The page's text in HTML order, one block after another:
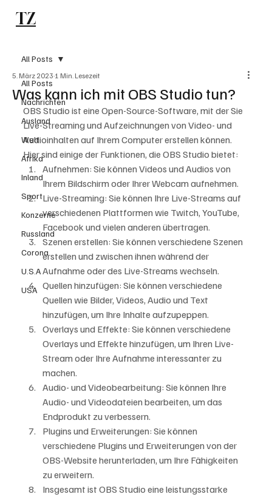
TZ
All Posts
Nachrichten
Ausland
Welt
Afrika
Inland
Sport
Konzerne
Russland
Corona
U.S.A
USA
All Posts
Was kann ich mit OBS Studio tun?
5. März 2023 1 Min. Lesezeit
OBS Studio ist eine Open-Source-Software, mit der Sie
Live-Streaming und Aufzeichnungen von Video- und
Audioinhalten auf Ihrem Computer erstellen können.
Hier sind einige der Funktionen, die OBS Studio bietet:
Aufnehmen: Sie können Videos und Audios von
Ihrem Bildschirm oder Ihrer Webcam aufnehmen.
Live-Streaming: Sie können Ihre Live-Streams auf
verschiedenen Plattformen wie Twitch, YouTube,
Facebook und vielen anderen übertragen.
Szenen erstellen: Sie können verschiedene Szenen
erstellen und zwischen ihnen während der
Aufnahme oder des Live-Streams wechseln.
Quellen hinzufügen: Sie können verschiedene
Quellen wie Bilder, Videos, Audio und Text
hinzufügen, um Ihre Inhalte aufzupeppen.
Overlays und Effekte: Sie können verschiedene
Overlays und Effekte hinzufügen, um Ihren Live-
Stream oder Ihre Aufnahme interessanter zu
machen.
Audio- und Videobearbeitung: Sie können Ihre
Audio- und Videodateien bearbeiten, um das
Endprodukt zu verbessern.
Plugins und Erweiterungen: Sie können
verschiedene Plugins und Erweiterungen von der
OBS-Website herunterladen, um Ihre Fähigkeiten
zu erweitern.
Insgesamt ist OBS Studio eine leistungsstarke